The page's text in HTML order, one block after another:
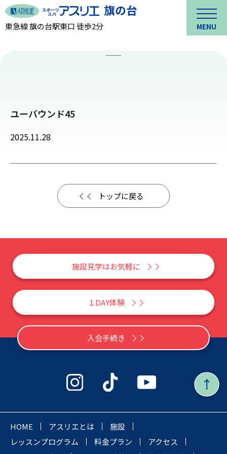
東急線 旗の台駅東口 徒歩2分 MENU
ユーバウンド45
2025.11.28
トップに戻る
施設見学はお気軽に
１DAY体験
入会手続き
HOME アスリエとは
施設
レッスンプログラム
料金プラン
アクセス